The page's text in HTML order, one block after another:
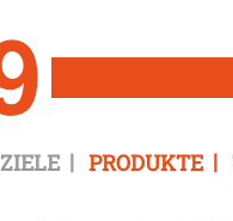
ZIELE PRODUKTE